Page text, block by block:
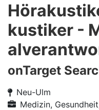
kustiker -
onTarget
Neu-Ulm
Medizin,